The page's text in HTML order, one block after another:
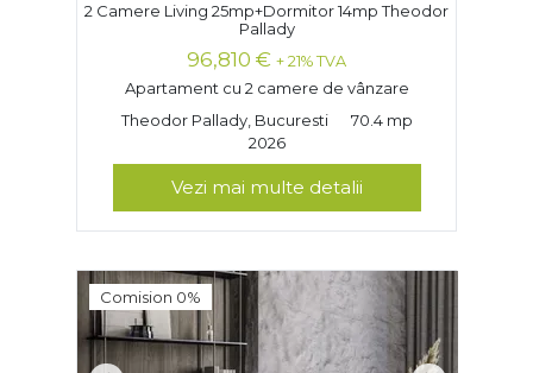
2 Camere Living 25mp+Dormitor 14mp Theodor
Pallady
96,810 € + 21% TVA
Apartament cu 2 camere de vânzare
Theodor Pallady, Bucuresti
70.4 mp
2026
Vezi mai multe detalii
Comision 0%